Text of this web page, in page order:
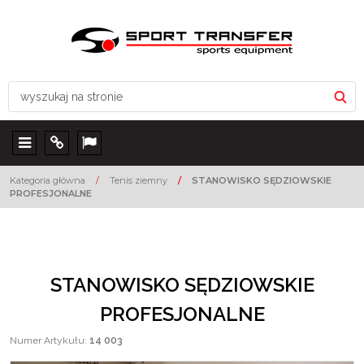
Menu Info Lang
Kategoria główna / Tenis ziemny /
STANOWISKO SĘDZIOWSKIE
PROFESJONALNE
STANOWISKO SĘDZIOWSKIE
PROFESJONALNE
Numer Artykułu: 14 003